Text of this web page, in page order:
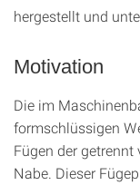
hergestellt und
Motivation
Die im
formschlüssigen
Fügen der
Nabe. Dieser